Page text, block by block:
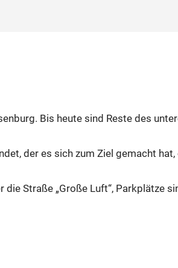
Bis heute sind Reste des
der es sich zum Ziel gemacht
Straße „Große Luft“, Parkplätze